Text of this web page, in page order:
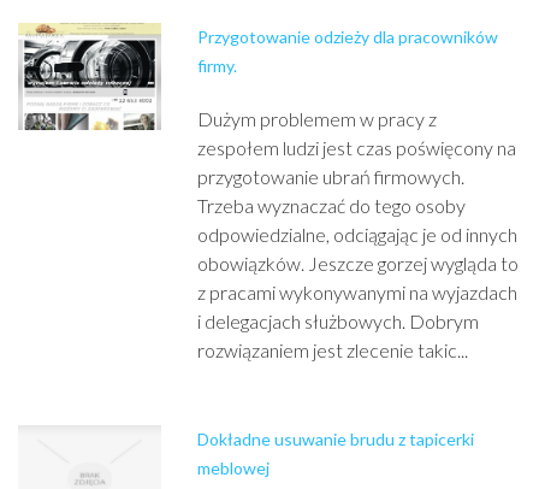
Przygotowanie odzieży dla pracowników
firmy.
Dużym problemem w pracy z
zespołem ludzi jest czas poświęcony na
przygotowanie ubrań firmowych.
Trzeba wyznaczać do tego osoby
odpowiedzialne, odciągając je od innych
obowiązków. Jeszcze gorzej wygląda to
z pracami wykonywanymi na wyjazdach
i delegacjach służbowych. Dobrym
rozwiązaniem jest zlecenie takic...
Dokładne usuwanie brudu z tapicerki
meblowej